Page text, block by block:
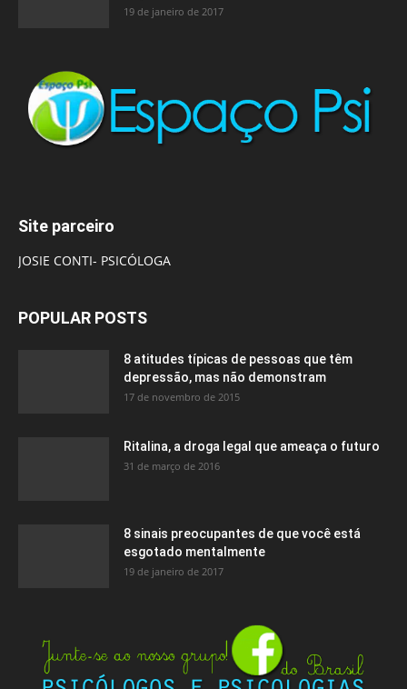
19 de janeiro de 2017
Site parceiro
JOSIE CONTI- PSICÓLOGA
POPULAR POSTS
8 atitudes típicas de pessoas que têm
depressão, mas não demonstram
17 de novembro de 2015
Ritalina, a droga legal que ameaça o futuro
31 de março de 2016
8 sinais preocupantes de que você está
esgotado mentalmente
19 de janeiro de 2017